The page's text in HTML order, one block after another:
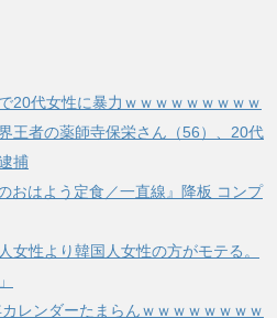
代女性に暴力ｗｗｗｗｗｗｗｗｗ
王者の薬師寺保栄さん（56）、20代
捕
おはよう定食／一直線』降板 コンプ
女性より韓国人女性の方がモテる。
レンダーたまらんｗｗｗｗｗｗｗｗ